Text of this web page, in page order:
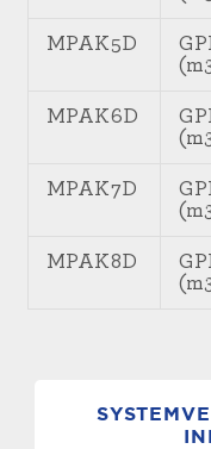
MPAK5D
MPAK6D
MPAK7D
MPAK8D